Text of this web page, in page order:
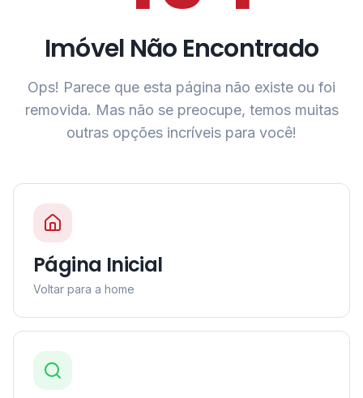
Imóvel Não Encontrado
Ops! Parece que esta página não existe ou foi
removida. Mas não se preocupe, temos muitas
outras opções incríveis para você!
Página Inicial
Voltar para a home